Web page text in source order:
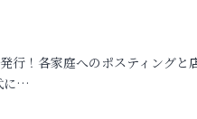
行！各家庭へのポスティングと
に…